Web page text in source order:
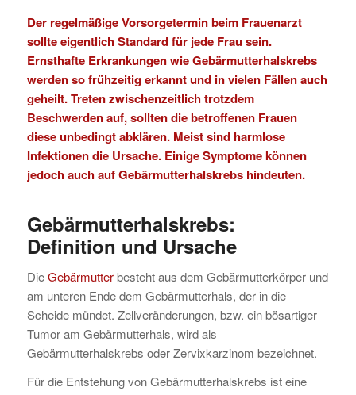
Der regelmäßigeVorsorgeterminbeim Frauenarzt
sollte eigentlich Standard für jede Frau sein.
Ernsthafte Erkrankungen wie Gebärmutterhalskrebs
werden so frühzeitig erkannt und in vielen Fällen auch
geheilt. Treten zwischenzeitlich trotzdem
Beschwerden auf, sollten die betroffenen Frauen
diese unbedingt abklären. Meist sind harmlose
Infektionen die Ursache. Einige Symptome können
jedoch auch auf Gebärmutterhalskrebs hindeuten.
Gebärmutterhalskrebs:
Definition und Ursache
DieGebärmutterbesteht aus dem Gebärmutterkörper und
am unteren Ende dem Gebärmutterhals, der in die
Scheide mündet. Zellveränderungen, bzw. ein bösartiger
Tumor am Gebärmutterhals, wird als
Gebärmutterhalskrebs oder Zervixkarzinom bezeichnet.
Für die Entstehung von Gebärmutterhalskrebs ist eine